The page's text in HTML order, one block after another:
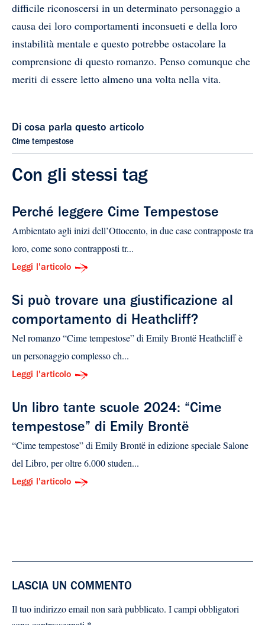
difficile riconoscersi in un determinato personaggio a
causa dei loro comportamenti inconsueti e della loro
instabilità mentale e questo potrebbe ostacolare la
comprensione di questo romanzo. Penso comunque che
meriti di essere letto almeno una volta nella vita.
Di cosa parla questo articolo
Cime tempestose
Con gli stessi tag
Perché leggere Cime Tempestose
Ambientato agli inizi dell’Ottocento, in due case contrapposte tra
loro, come sono contrapposti tr...
Leggi l'articolo
Si può trovare una giustificazione al
comportamento di Heathcliff?
Nel romanzo “Cime tempestose” di Emily Brontë Heathcliff è
un personaggio complesso ch...
Leggi l'articolo
Un libro tante scuole 2024: “Cime
tempestose” di Emily Brontë
“Cime tempestose” di Emily Brontë in edizione speciale Salone
del Libro, per oltre 6.000 studen...
Leggi l'articolo
LASCIA UN COMMENTO
Il tuo indirizzo email non sarà pubblicato. I campi obbligatori